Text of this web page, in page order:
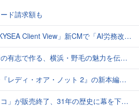
ド請求額も
「AI労務改善」をアピール 働き方をAIが分析したら「すぐに休んで」と言われる？
志で作る、横浜・野毛の魅力を伝えるCM
ア・ノット 2』の新本編映像、【バスタイム編】が公開
が販売終了、31年の歴史に幕を下ろす